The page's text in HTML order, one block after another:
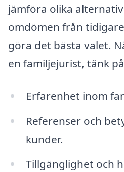
jämföra olika
omdömen från
göra det bästa valet.
en familjejurist, tänk
Erfarenhet inom
Referenser och
kunder.
Tillgänglighet och